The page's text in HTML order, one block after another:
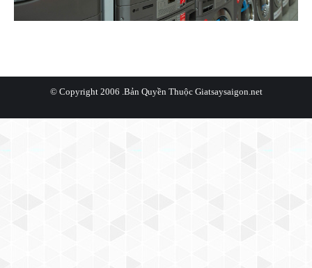
© Copyright 2006 .Bản Quyền Thuộc Giatsaysaigon.net